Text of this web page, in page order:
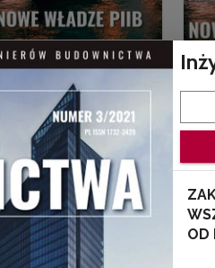
Inżynier Budownictwa
7/2026 (e-wydanie)
OD